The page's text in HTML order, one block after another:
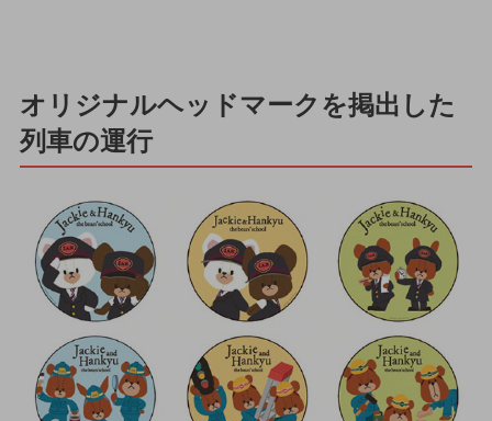
オリジナルヘッドマークを掲出した
列車の運行